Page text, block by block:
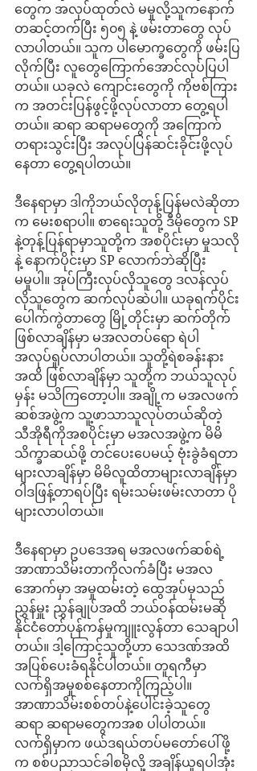
တွေက အလုပ်ထုတ်လဲ မမှုလို့သူကနောက်
တဆင့်တက်ပြီး ၅၀၅ နဲ့ ဖမ်းတာတွေ လုပ်
လာပါတယ်။ သူက ပါမောက္ခတွေကို ဖမ်းပြ
လိုက်ပြီး လူတွေကြောက်အောင်လုပ်ပြပါ
တယ်။ ယခုလဲ ကျောင်းတွေကို ကိုဗစ်ကြား
က အတင်းပြန်ဖွင့်ဖို့လုပ်လာတာ တွေ့ရပါ
တယ်။ ဆရာ ဆရာမတွေကို အကြောက်
တရားသွင်းပြီး အလုပ်ပြန်ဆင်းခိုင်းဖို့လုပ်
နေတာ တွေ့ရပါတယ်။
ဒီနေရာမှာ ဒါကိုဘယ်လိုတုန့်ပြန်မလဲဆိုတာ
က မေးစရာပါ။ စာ​ရေးသူတို့ ဒီမိုတွေက SP
နဲ့တုန့်ပြန်ရာမှာသူတို့က အစပိုင်းမှာ မှုသလို
နဲ့ နောက်ပိုင်းမှာ SP လောက်ဘဲဆိုပြီး
မမှုပါ။ အုပ်ကြီးလုပ်လိုသူတွေ ဒလန်လုပ်
လိုသူတွေက ဆက်လုပ်ဆဲပါ။ ယခုရက်ပိုင်း
ပေါက်ကွဲတာတွေ မြို့တိုင်းမှာ ဆက်တိုက်
ဖြစ်လာချိန်မှာ မအလတပ်ရော ရဲပါ
အလုပ်ရှုပ်လာပါတယ်။ သူတို့ရဲစခန်းနား
အထိ ဖြစ်လာချိန်မှာ သူတို့က ဘယ်သူလုပ်
မှန်း မသိကြတော့ပါ။ အချို့က မအလဖက်
ဆစ်အဖွဲ့က သူ့ဖာသာသူလုပ်တယ်ဆိုတဲ့
သီအိုရီကိုအစပိုင်းမှာ မအလအဖွဲ့က မိမိ
သိက္ခာဆယ်ဖို့ တင်ပေးပေမယ့် ဗုံးခွဲခံရတာ
များလာချိန်မှာ မိမိလူထိတာများလာချိန်မှာ
ဝါဒဖြန့်တာရပ်ပြီး ရမ်းသမ်းဖမ်းလာတာ ပို
များလာပါတယ်။
ဒီနေရာမှာ ဥပဒေအရ မအလဖက်ဆစ်ရဲ့
အာဏာသိမ်းတာကိုလက်ခံပြီး မအလ
အောက်မှာ အမှုထမ်းတဲ့ ထွေအုပ်မှသည်
ညွှန်မှူး ညွှန်ချုပ်အထိ ဘယ်ဝန်ထမ်းမဆို
နိုင်ငံတော်ပုန်ကန်မှုကျူးလွန်တာ သေချာပါ
တယ်။ ဒါ့ကြောင့်သူတို့ဟာ သေဒဏ်အထိ
အပြစ်ပေးခံရနိုင်ပါတယ်။ တူရကီမှာ
လက်ရှိအမှုစစ်နေတာကိုကြည့်ပါ။
အာဏာသိမ်းစစ်တပ်နဲ့ပေါင်းခဲ့သူတွေ
ဆရာ ဆရာမတွေကအစ ပါပါတယ်။
လက်ရှိမှာက ဖယ်ဒရယ်တပ်မတော်ပေါ်ဖို့
က စစ်ပညာသင်ခါစမိုလို့ အချိန်ယူရပါအုံး